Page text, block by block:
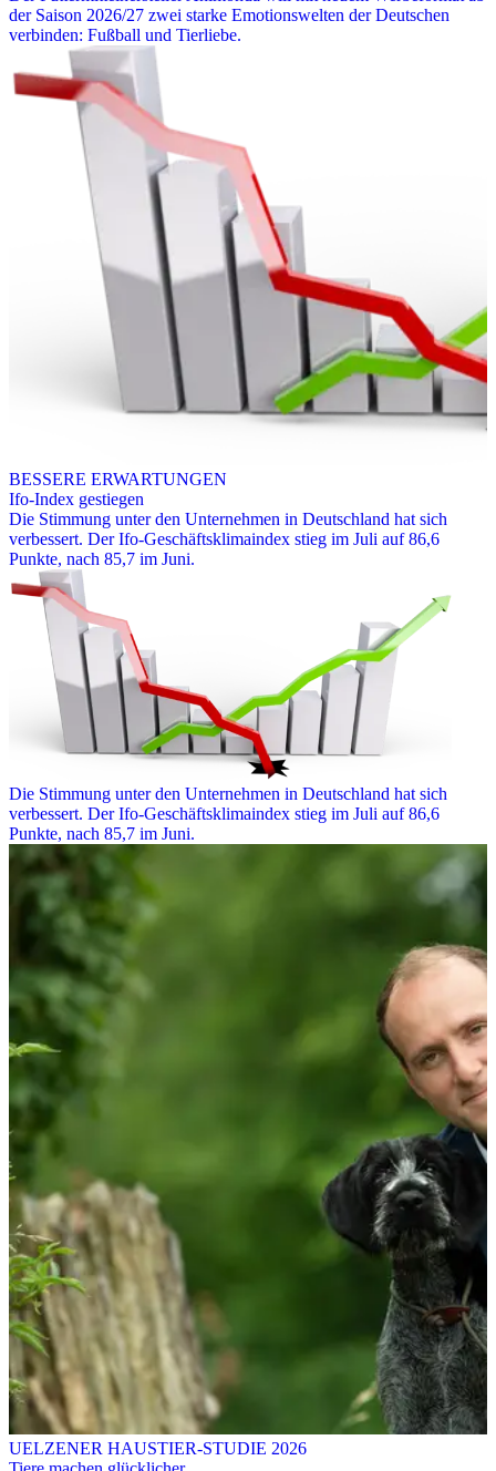
der Saison 2026/27 zwei starke Emotionswelten der Deutschen
verbinden: Fußball und Tierliebe.
BESSERE ERWARTUNGEN
Ifo-Index gestiegen
Die Stimmung unter den Unternehmen in Deutschland hat sich
verbessert. Der Ifo-Geschäftsklimaindex stieg im Juli auf 86,6
Punkte, nach 85,7 im Juni.
Die Stimmung unter den Unternehmen in Deutschland hat sich
verbessert. Der Ifo-Geschäftsklimaindex stieg im Juli auf 86,6
Punkte, nach 85,7 im Juni.
UELZENER HAUSTIER-STUDIE 2026